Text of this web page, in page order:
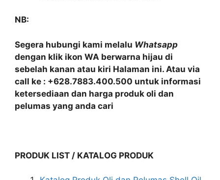
NB:
Segera hubungi kami melalu Whatsapp
dengan klik ikon WA berwarna hijau di
sebelah kanan atau kiri Halaman ini. Atau via
call ke : +628.7883.400.500 untuk informasi
ketersediaan dan harga produk oli dan
pelumas yang anda cari
PRODUK LIST / KATALOG PRODUK